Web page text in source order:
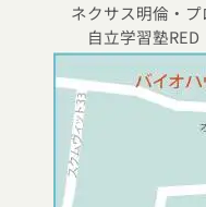
ネクサス明倫・
自立学習塾